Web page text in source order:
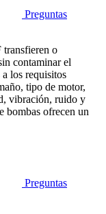
Preguntas
transfieren o
contaminar el
los requisitos
tipo de motor,
vibración, ruido y
bombas ofrecen un
Preguntas